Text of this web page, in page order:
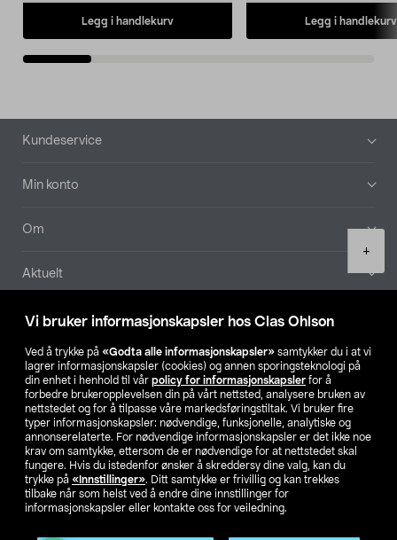
Vi bruker informasjonskapsler hos Clas Ohlson
Ved å trykke på «Godta alle informasjonskapsler» samtykker du i at vi
lagrer informasjonskapsler (cookies) og annen sporingsteknologi på
din enhet i henhold til vår policy for informasjonskapsler for å
forbedre brukeropplevelsen din på vårt nettsted, analysere bruken av
nettstedet og for å tilpasse våre markedsføringstiltak. Vi bruker fire
typer informasjonskapsler: nødvendige, funksjonelle, analytiske og
annonserelaterte. For nødvendige informasjonskapsler er det ikke noe
krav om samtykke, ettersom de er nødvendige for at nettstedet skal
fungere. Hvis du istedenfor ønsker å skreddersy dine valg, kan du
trykke på «Innstillinger». Ditt samtykke er frivillig og kan trekkes
tilbake når som helst ved å endre dine innstillinger for
informasjonskapsler eller kontakte oss for veiledning.
+
Legg i handlekurv Legg i handlekurv
Bunntekst
Kundeservice
Min konto
Om
Aktuelt
Våre selskaper
Finn din butikk
SE NO FI